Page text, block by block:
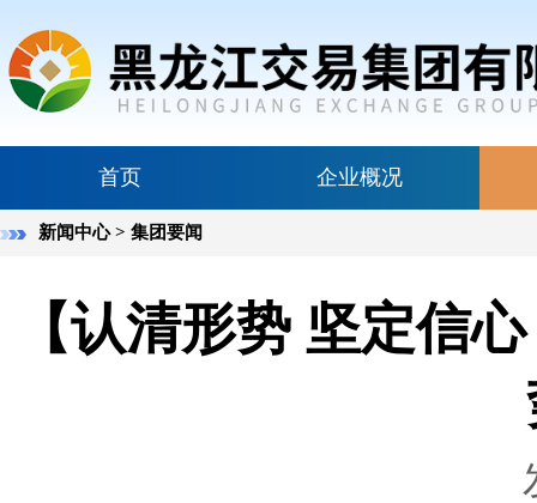
首页 企业概况
新闻中心> 集团要闻
【认清形势 坚定信